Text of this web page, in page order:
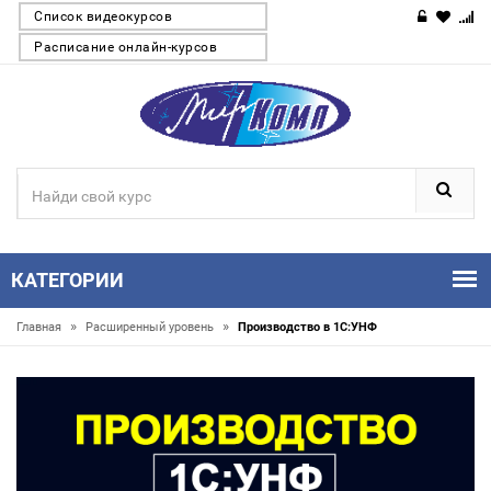
Список видеокурсов
Расписание онлайн-курсов
КАТЕГОРИИ
Главная » Расширенный уровень » Производство в 1С:УНФ